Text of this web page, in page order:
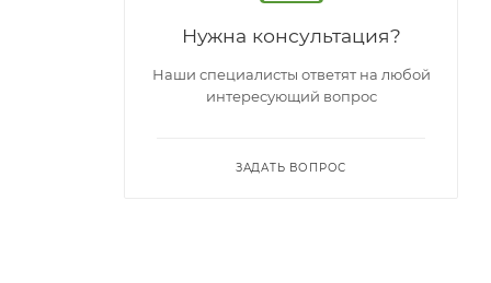
Нужна консультация?
Наши специалисты ответят на любой
интересующий вопрос
ЗАДАТЬ ВОПРОС